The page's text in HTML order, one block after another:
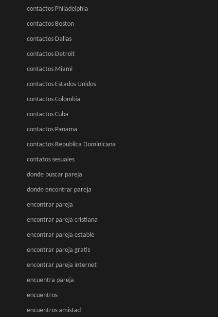
contactos Philadelphia
contactos Boston
contactos Dallas
contactos Detroit
contactos Miami
contactos Estados Unidos
contactos Colombia
contactos Cuba
contactos Panama
contactos Republica Dominicana
contatos sesuales
donde buscar pareja
donde encontrar pareja
encontrar pareja
encontrar pareja cristiana
encontrar pareja estable
encontrar pareja gratis
encontrar pareja internet
encuentra pareja
encuentros
encuentros amistad